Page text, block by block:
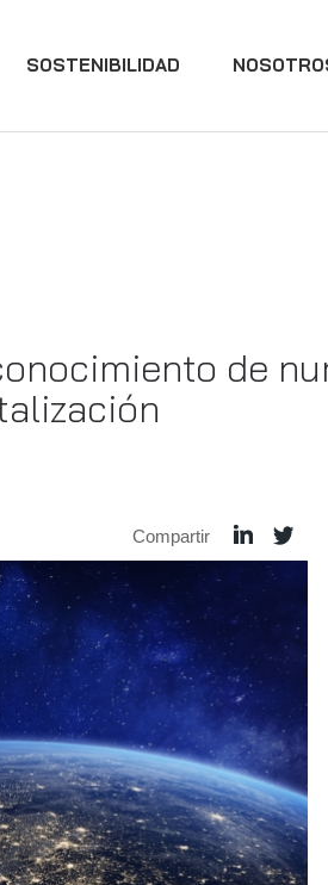
SOSTENIBILIDAD
de
Compartir